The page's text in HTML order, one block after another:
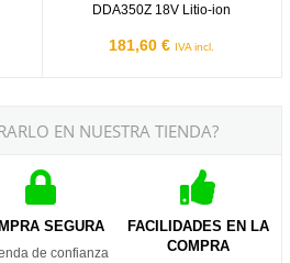
DDA350Z 18V Litio-ion
181,60 € IVA incl.
EN NUESTRA TIENDA?
SEGURA
de confianza
FACILIDADES EN LA
COMPRA